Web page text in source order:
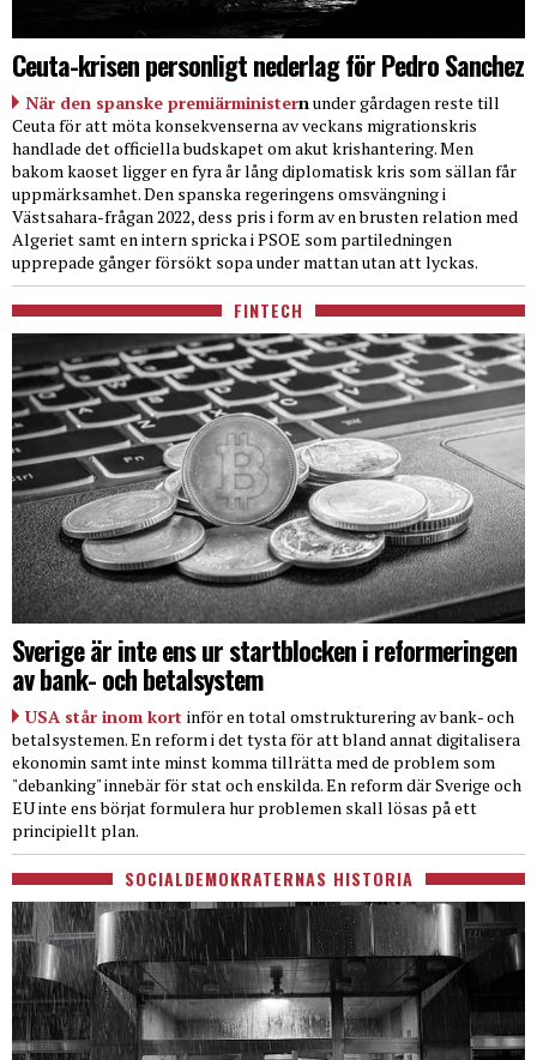
Ceuta-krisen personligt nederlag för Pedro Sanchez
När den spanske premiärministernunder gårdagen reste till
Ceuta för att möta konsekvenserna av veckans migrationskris
handlade det officiella budskapet om akut krishantering. Men
bakom kaoset ligger en fyra år lång diplomatisk kris som sällan får
uppmärksamhet. Den spanska regeringens omsvängning i
Västsahara-frågan 2022, dess pris i form av en brusten relation med
Algeriet samt en intern spricka i PSOE som partiledningen
upprepade gånger försökt sopa under mattan utan att lyckas.
FINTECH
Sverige är inte ens ur startblocken i reformeringen
av bank- och betalsystem
USA står inom kort inför en total omstrukturering av bank- och
betalsystemen. En reform i det tysta för att bland annat digitalisera
ekonomin samt inte minst komma tillrätta med de problem som
"debanking" innebär för stat och enskilda. En reform där Sverige och
EU inte ens börjat formulera hur problemen skall lösas på ett
principiellt plan.
SOCIALDEMOKRATERNAS HISTORIA